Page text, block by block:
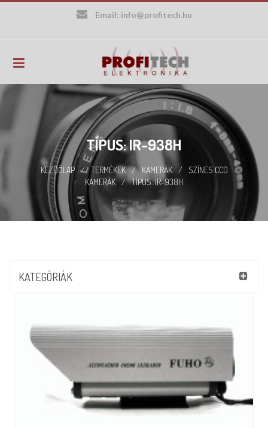
Email: info@profitech.hu
TÍPUS: IR-938H
KEZDŐLAP / TERMÉKEK / KAMERÁK /
SZÍNES CCD
KAMERÁK / TÍPUS: IR-938H
KATEGÓRIÁK